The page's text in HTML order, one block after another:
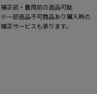
補正前・着用前の返品可能
※一部返品不可商品あり購入時の
補正サービスも承ります。